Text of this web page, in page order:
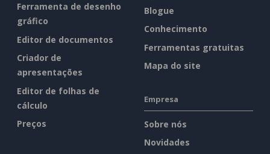
Ferramenta de desenho
gráfico
Editor de documentos
Criador de
apresentações
Editor de folhas de
cálculo
Preços
Blogue
Conhecimento
Ferramentas gratuitas
Mapa do site
Empresa
Sobre nós
Novidades